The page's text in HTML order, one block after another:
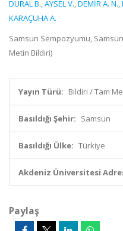
DURAL B.,AYSEL V.,DEMİR A. N.,
KARAÇUHA A.
Samsun Sempozyumu,
Metin Bildiri)
Yayın Türü: Bildiri / Tam
Basıldığı Şehir: Samsun
Basıldığı Ülke: Türkiye
Akdeniz Üniversitesi
Paylaş